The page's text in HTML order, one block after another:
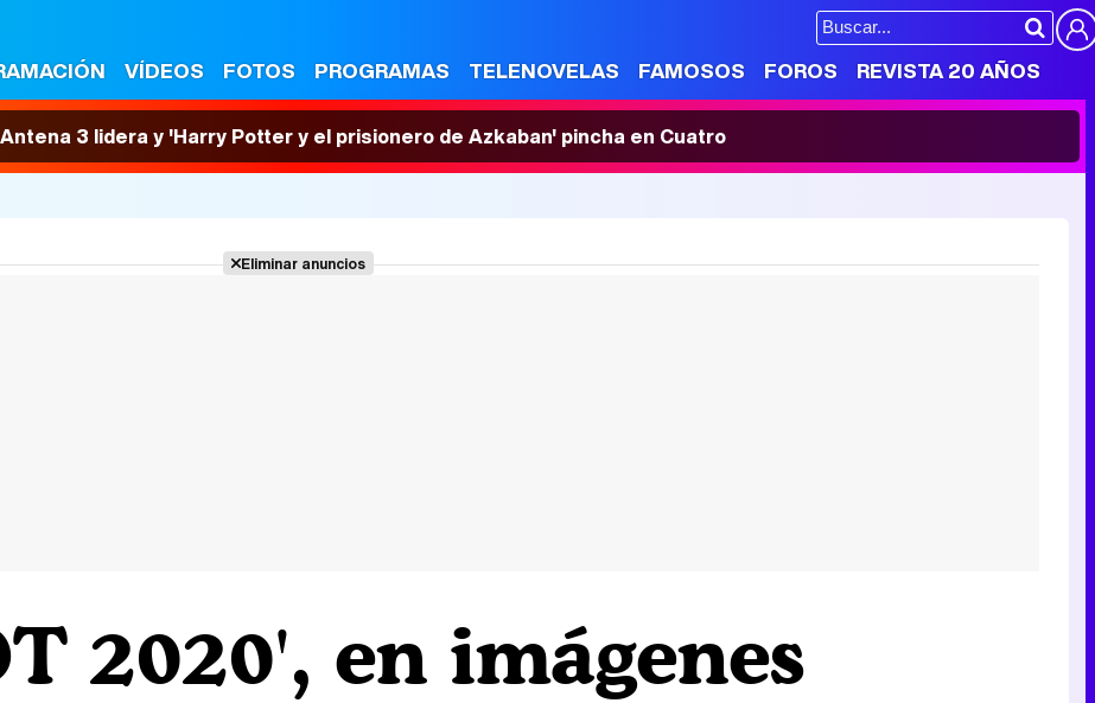
VÍDEOS FOTOS PROGRAMAS TELENOVELAS FAMOSOS FOROS REVISTA 20 AÑOS
3 lidera y 'Harry Potter y el prisionero de Azkaban' pincha en Cuatro
Eliminar anuncios
2020', en imágenes